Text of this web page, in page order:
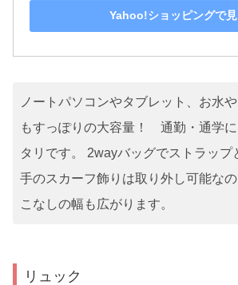
Yahoo!ショッピングで
ノートパソコンやタブレット、お水
もすっぽりの大容量！ 通勤・通学に
タリです。 2wayバッグでストラップ
手のスカーフ飾りは取り外し可能な
こなしの幅も広がります。
リュック